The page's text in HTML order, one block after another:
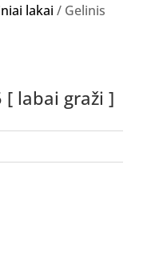
lakai / Gelinis
[ labai graži ]